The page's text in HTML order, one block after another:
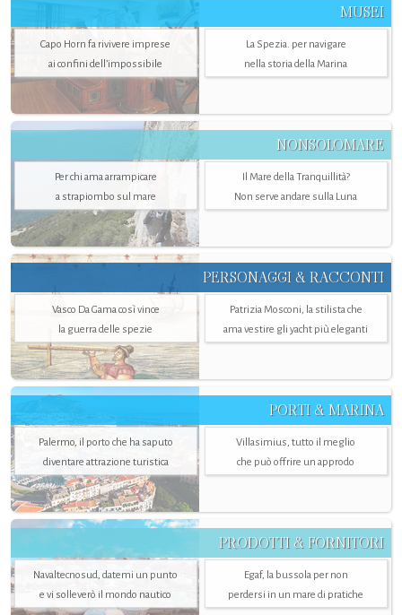
MUSEI
Capo Horn fa rivivere imprese
ai confini dell’impossibile
La Spezia. per navigare
nella storia della Marina
NONSOLOMARE
Per chi ama arrampicare
a strapiombo sul mare
Il Mare della Tranquillità?
Non serve andare sulla Luna
PERSONAGGI & RACCONTI
Vasco Da Gama così vince
la guerra delle spezie
Patrizia Mosconi, la stilista che
ama vestire gli yacht più eleganti
PORTI & MARINA
Palermo, il porto che ha saputo
diventare attrazione turistica
Villasimius, tutto il meglio
che può offrire un approdo
PRODOTTI & FORNITORI
Navaltecnosud, datemi un punto
e vi solleverò il mondo nautico
Egaf, la bussola per non
perdersi in un mare di pratiche